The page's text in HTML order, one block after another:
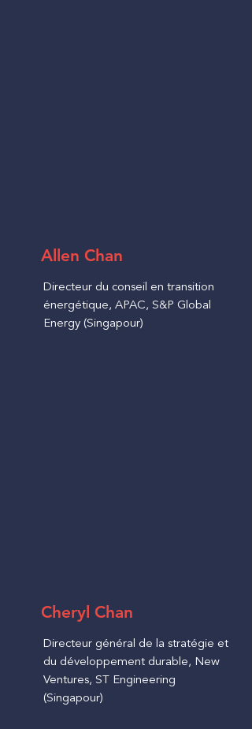
Allen Chan
Directeur du conseil en transition
énergétique, APAC, S&P Global
Energy (Singapour)
Cheryl Chan
Directeur général de la stratégie et
du développement durable, New
Ventures, ST Engineering
(Singapour)